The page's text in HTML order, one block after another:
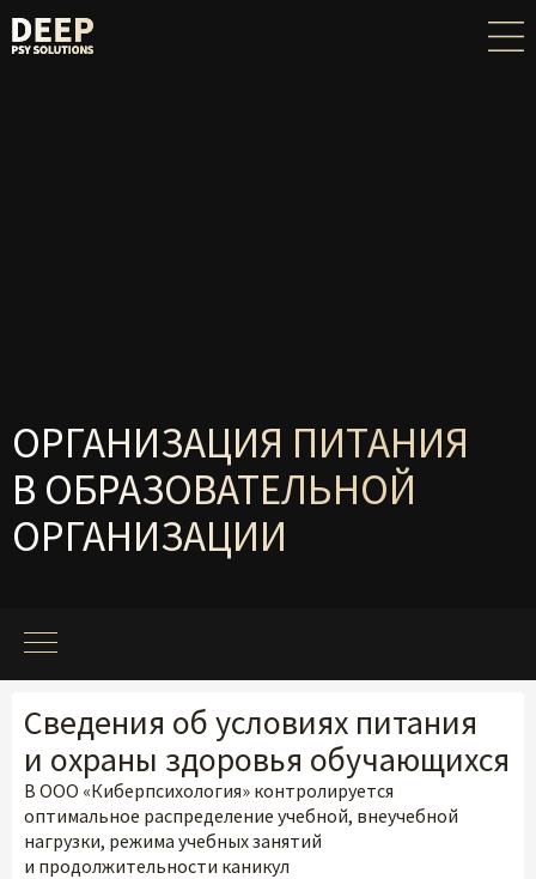
ОРГАНИЗАЦИЯ ПИТАНИЯ
В ОБРАЗОВАТЕЛЬНОЙ
ОРГАНИЗАЦИИ
Сведения об условиях питания
и охраны здоровья обучающихся
В ООО «Киберпсихология» контролируется
оптимальное распределение учебной, внеучебной
нагрузки, режима учебных занятий
и продолжительности каникул